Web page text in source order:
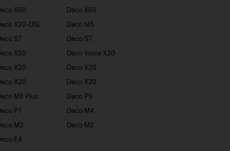
X60
Deco X60
X20-DSL
Deco M5
S7
Deco S7
X50
Deco Voice X20
X20
Deco X20
X20
Deco X20
M9 Plus
Deco P9
P7
Deco M4
M3
Deco M3
E4